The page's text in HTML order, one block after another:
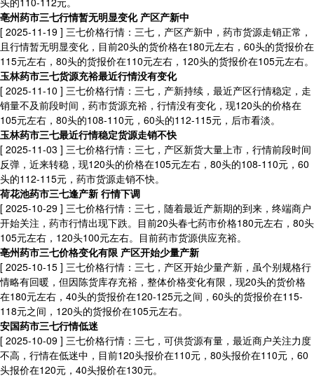
亳州药市三七行情暂无明显变化 产区产新中
[ 2025-11-19 ] 三七价格行情：三七，产区产新中，药市货源走销正常，
且行情暂无明显变化，目前20头的货价格在180元左右，60头的货报价在
115元左右，80头的货报价在110元左右，120头的货报价在105元左右。
玉林药市三七货源充裕最近行情没有变化
[ 2025-11-10 ] 三七价格行情：三七，产新持续，最近产区行情稳定，走
销量不及前段时间，药市货源充裕，行情没有变化，现120头的价格在
105元左右，80头的108-110元，60头的112-115元，后市看淡。
玉林药市三七最近行情稳定货源走销不快
[ 2025-11-03 ] 三七价格行情：三七，产区新货大量上市，行情前段时间
反弹，近来转稳，现120头的价格在105元左右，80头的108-110元，60
头的112-115元，药市货源走销不快。
荷花池药市三七逢产新 行情下调
[ 2025-10-29 ] 三七价格行情：三七，随着最近产新期的到来，终端商户
开始关注，药市行情出现下跌。目前20头春七药市价格180元左右，80头
105元左右，120头100元左右。目前药市货源供应充裕。
亳州药市三七价格变化有限 产区开始少量产新
[ 2025-10-15 ] 三七价格行情：三七，产区开始少量产新，虽个别规格行
情略有回暖，但因陈货库存充裕，整体价格变化有限，现20头的货价格
在180元左右，40头的货报价在120-125元之间，60头的货报价在115-
118元之间，120头的货报价在105元左右。
安国药市三七行情低迷
[ 2025-10-09 ] 三七价格行情：三七，可供货源有量，最近商户关注力度
不高，行情在低迷中，目前120头报价在110元，80头报价在110元，60
头报价在120元，40头报价在130元。